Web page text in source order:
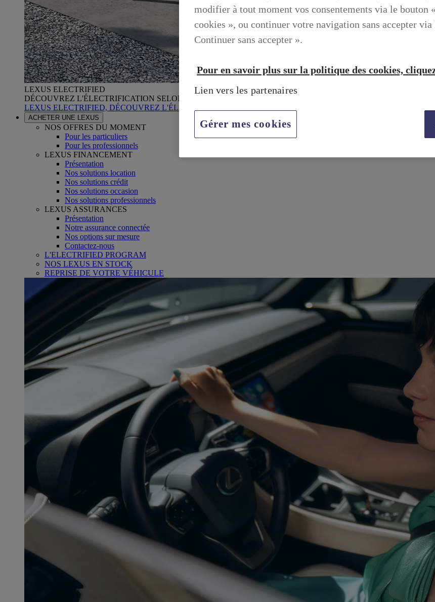
LEXUS ELECTRIFIED
DÉCOUVREZ L'ÉLECTRIFICATION SELON LEXUS
LEXUS ELECTRIFIED, DÉCOUVREZ L'ÉLECTRIFICATION SELON LEXUS
ACHETER UNE LEXUS
NOS OFFRES DU MOMENT
Pour les particuliers
Pour les professionnels
LEXUS FINANCEMENT
Présentation
Nos solutions location
Nos solutions crédit
Nos solutions occasion
Nos solutions professionnels
LEXUS ASSURANCES
Présentation
Notre assurance connectée
Nos options sur mesure
Contactez-nous
L'ELECTRIFIED PROGRAM
NOS LEXUS EN STOCK
REPRISE DE VOTRE VÉHICULE
modifier à tout moment vos consentements via le bouton
cookies », ou continuer votre navigation sans accepter via
Continuer sans accepter ».
Pour en savoir plus sur la politique des cookies,
Lien vers les partenaires
Gérer mes cookies